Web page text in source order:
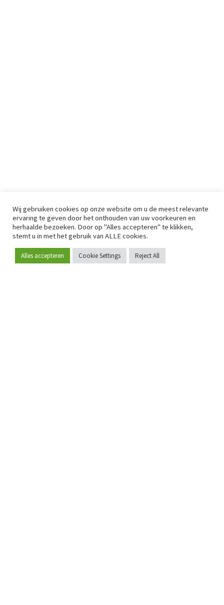
Word lid
Wij gebruiken cookies op onze website om u de meest relevante
ervaring te geven door het onthouden van uw voorkeuren en
herhaalde bezoeken. Door op "Alles accepteren" te klikken,
stemt u in met het gebruik van ALLE cookies.
Alles accepteren Cookie Settings Reject All